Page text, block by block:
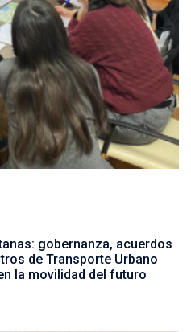
gobernanza, acuerdos
de Transporte Urbano
la movilidad del futuro